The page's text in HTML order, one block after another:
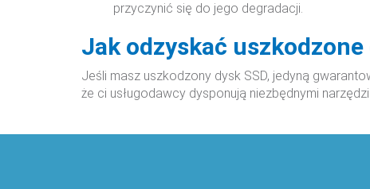
przyczynić się do jego degradacji.
Jak odzyskać uszkodzone
Jeśli masz uszkodzony dysk SSD, jedyną
że ci usługodawcy dysponują niezbędnymi